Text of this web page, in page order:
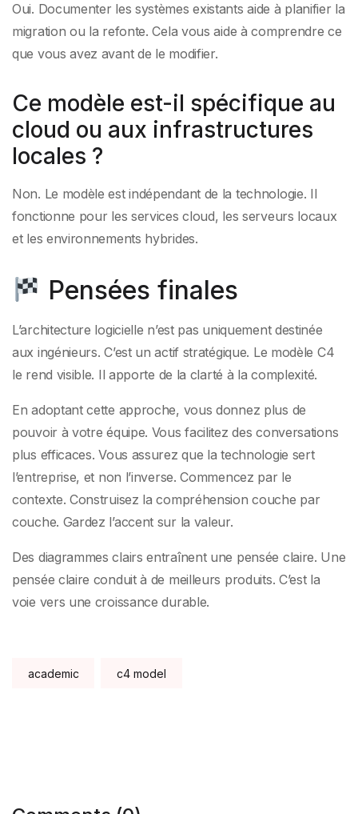
Oui. Documenter les systèmes existants aide à planifier la
migration ou la refonte. Cela vous aide à comprendre ce
que vous avez avant de le modifier.
Ce modèle est-il spécifique au
cloud ou aux infrastructures
locales ?
Non. Le modèle est indépendant de la technologie. Il
fonctionne pour les services cloud, les serveurs locaux
et les environnements hybrides.
Pensées finales
L’architecture logicielle n’est pas uniquement destinée
aux ingénieurs. C’est un actif stratégique. Le modèle C4
le rend visible. Il apporte de la clarté à la complexité.
En adoptant cette approche, vous donnez plus de
pouvoir à votre équipe. Vous facilitez des conversations
plus efficaces. Vous assurez que la technologie sert
l’entreprise, et non l’inverse. Commencez par le
contexte. Construisez la compréhension couche par
couche. Gardez l’accent sur la valeur.
Des diagrammes clairs entraînent une pensée claire. Une
pensée claire conduit à de meilleurs produits. C’est la
voie vers une croissance durable.
academic c4 model